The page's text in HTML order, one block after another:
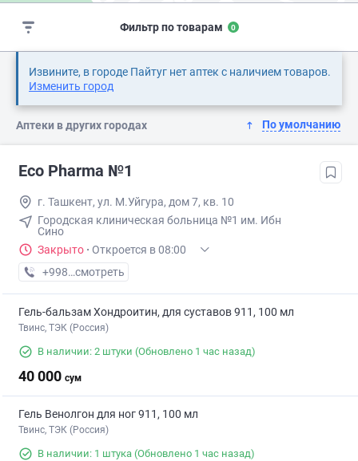
Фильтр по товарам 0
Извините, в городе Пайтуг нет аптек с наличием товаров.
Изменить город
Аптеки в других городах По умолчанию
Eco Pharma №1
г. Ташкент, ул. М.Уйгура, дом 7, кв. 10
Городская клиническая больница №1 им. Ибн
Сино
Закрыто · Откроется в 08:00
+998 (71) XXX-XX-XX
смотреть
Гель-бальзам Хондроитин, для суставов 911, 100 мл
Твинс, ТЭК (Россия)
В наличии: 2 штуки (Обновлено 1 час назад)
40 000 сум
Гель Венолгон для ног 911, 100 мл
Твинс, ТЭК (Россия)
В наличии: 1 штука (Обновлено 1 час назад)